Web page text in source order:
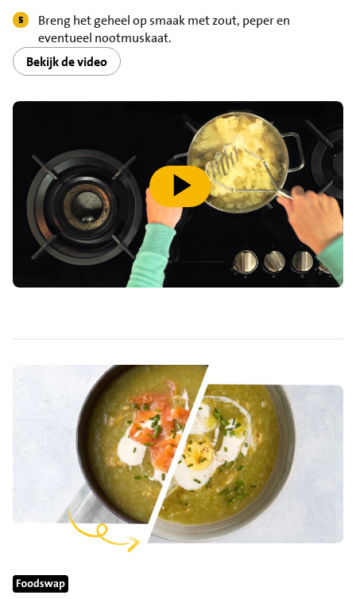
Breng het geheel op smaak met zout, peper en
eventueel nootmuskaat.
Bekijk de video
speel video af